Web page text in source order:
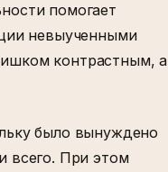
помогает
невыученными
контрастным, а
было вынуждено
всего. При этом